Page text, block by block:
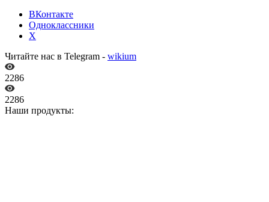
ВКонтакте
Одноклассники
X
Читайте нас в Telegram - wikium
2286
2286
Наши продукты: